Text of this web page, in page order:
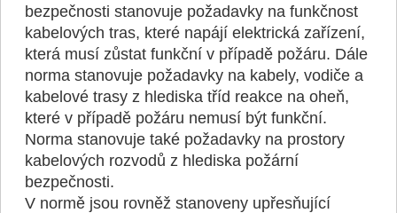
bezpečnosti stanovuje požadavky na funkčnost
kabelových tras, které napájí elektrická zařízení,
která musí zůstat funkční v případě požáru. Dále
norma stanovuje požadavky na kabely, vodiče a
kabelové trasy z hlediska tříd reakce na oheň,
které v případě požáru nemusí být funkční.
Norma stanovuje také požadavky na prostory
kabelových rozvodů z hlediska požární
bezpečnosti.
V normě jsou rovněž stanoveny upřesňující